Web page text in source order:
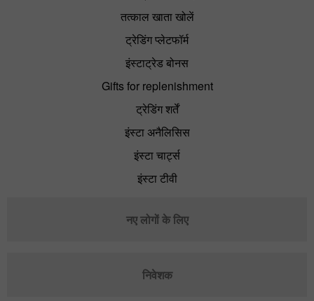
तत्काल खाता खोलें
ट्रेडिंग प्लेटफॉर्म
इंस्टाट्रेड बोनस
Gifts for replenishment
ट्रेडिंग शर्तें
इंस्टा अनैलिसिस
इंस्टा चार्ट्स
इंस्टा टीवी
नए लोगों के लिए
निवेशक